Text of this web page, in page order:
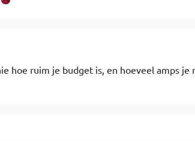
hoe ruim je budget is, en hoeveel amps je